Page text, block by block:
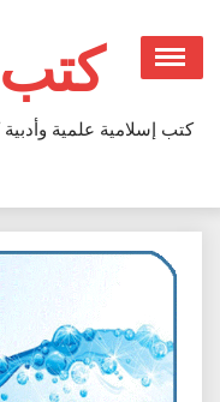
content
كتب
كتب إسلامية علمية